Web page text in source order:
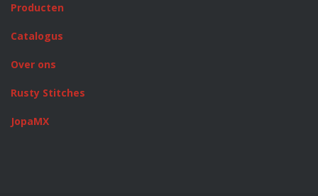
Producten
Catalogus
Over ons
Rusty Stitches
JopaMX